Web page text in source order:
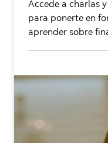
Accede a charlas
para ponerte en
aprender sobre